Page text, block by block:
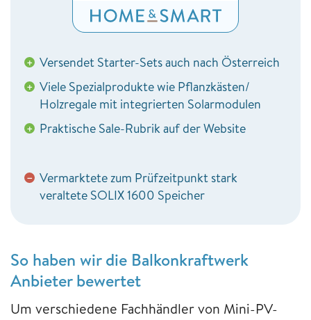
+ Versendet Starter-Sets auch nach Österreich
+ Viele Spezialprodukte wie Pflanzkästen/
Holzregale mit integrierten Solarmodulen
+ Praktische Sale-Rubrik auf der Website
− Vermarktete zum Prüfzeitpunkt stark
veraltete SOLIX 1600 Speicher
So haben wir die Balkonkraftwerk
Anbieter bewertet
Um verschiedene Fachhändler von Mini-PV-